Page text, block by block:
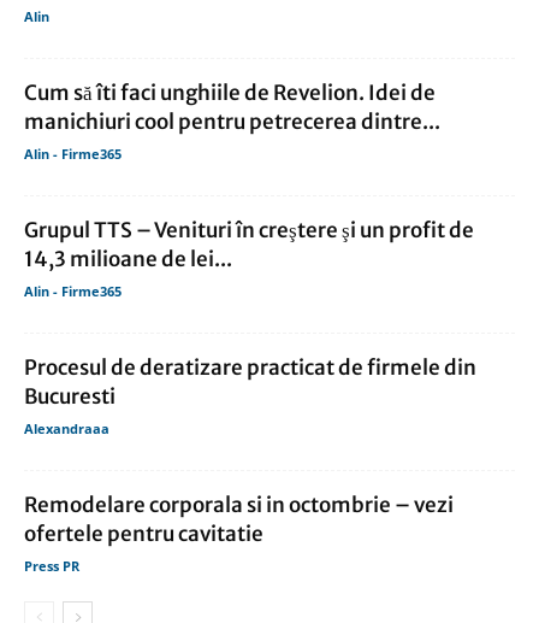
Alin
Cum să îti faci unghiile de Revelion. Idei de
manichiuri cool pentru petrecerea dintre...
Alin - Firme365
Grupul TTS – Venituri în creştere şi un profit de
14,3 milioane de lei...
Alin - Firme365
Procesul de deratizare practicat de firmele din
Bucuresti
Alexandraaa
Remodelare corporala si in octombrie – vezi
ofertele pentru cavitatie
Press PR